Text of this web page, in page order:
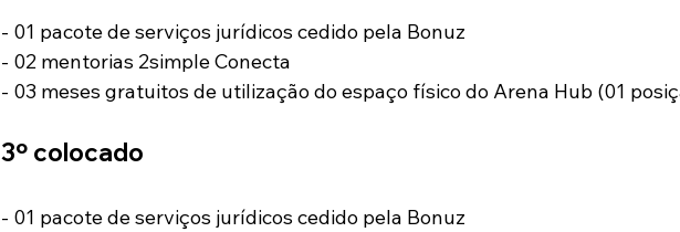
- 01 pacote de serviços jurídicos cedido pela Bonuz
- 02 mentorias 2simple Conecta
- 03 meses gratuitos de utilização do espaço físico do Arena Hub (01
3º colocado
- 01 pacote de serviços jurídicos cedido pela Bonuz